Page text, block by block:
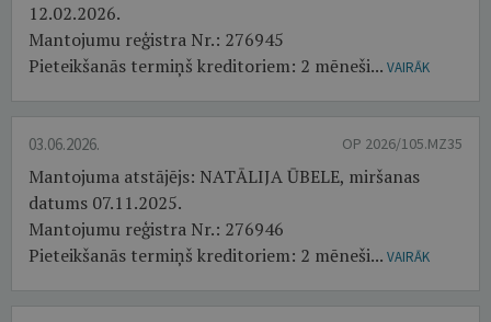
12.02.2026.
Mantojumu reģistra Nr.: 276945
Pieteikšanās termiņš kreditoriem: 2 mēneši... VAIRĀK
03.06.2026. OP 2026/105.MZ35
Mantojuma atstājējs: NATĀLIJA ŪBELE, miršanas
datums 07.11.2025.
Mantojumu reģistra Nr.: 276946
Pieteikšanās termiņš kreditoriem: 2 mēneši... VAIRĀK